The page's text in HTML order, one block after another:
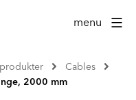
menu
Cables
2000 mm